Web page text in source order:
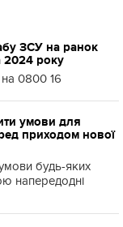
ЗСУ на ранок
2024 року
0800 16
умови для
приходом нової
будь-яких
напередодні